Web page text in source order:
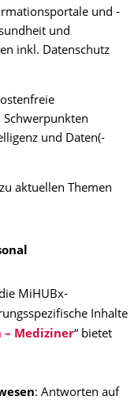
und -
und
inkl. Datenschutz
Schwerpunkten
und Daten(-
aktuellen Themen
MiHUBx-
Inhalte
– Mediziner“ bietet
: Antworten auf